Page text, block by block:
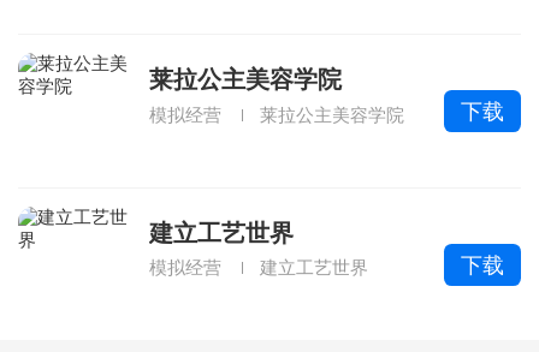
莱拉公主美容学院
模拟经营 莱拉公主美容学院 下载
建立工艺世界
模拟经营 建立工艺世界 下载